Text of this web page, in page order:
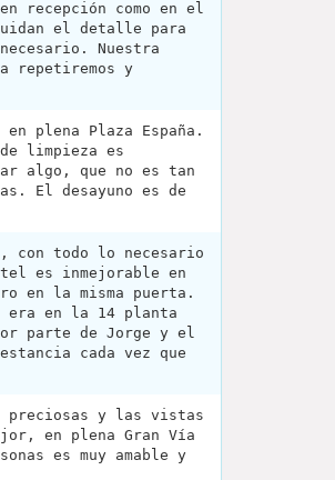
recepción como en el
el detalle para
Nuestra
repetiremos y
plena Plaza España.
limpieza es
algo, que no es tan
El desayuno es de
con todo lo necesario
es inmejorable en
en la misma puerta.
era en la 14 planta
parte de Jorge y el
cada vez que
preciosas y las vistas
en plena Gran Vía
es muy amable y